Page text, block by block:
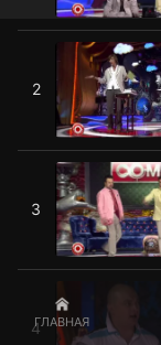
ГЛАВНАЯ
2
2 выпуск
3
3 выпуск
4